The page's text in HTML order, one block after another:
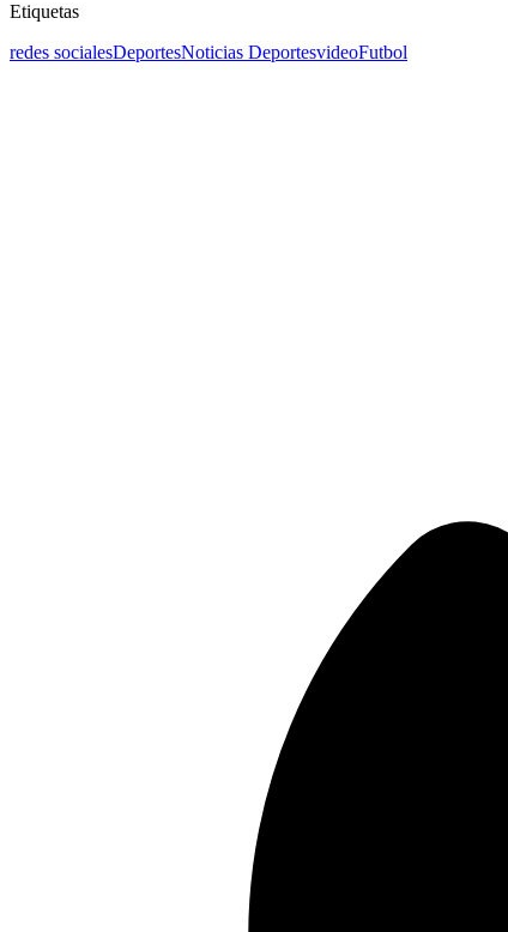
Etiquetas
redes socialesDeportesNoticias DeportesvideoFutbol